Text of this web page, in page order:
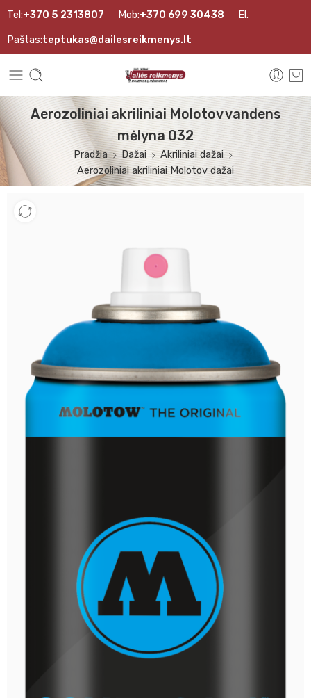
Tel:+370 5 2313807 Mob:+370 699 30438 El.
Paštas:teptukas@dailesreikmenys.lt
Aerozoliniai akriliniai Molotov vandens
mėlyna 032
Pradžia Dažai
Akriliniai dažai
Aerozoliniai akriliniai Molotov dažai